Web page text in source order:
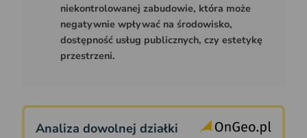
niekontrolowanej zabudowie, która może
negatywnie wpływać na środowisko,
dostępność usług publicznych, czy estetykę
przestrzeni.
Analiza dowolnej działki